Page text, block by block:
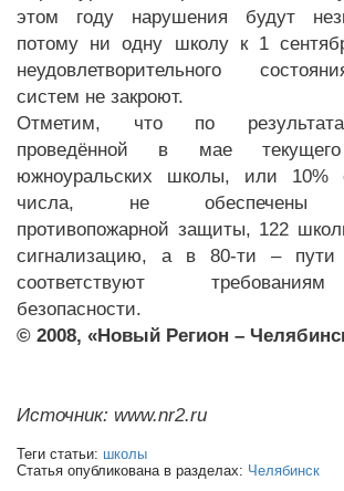
этом году нарушения будут
потому ни одну школу к 1
неудовлетворительного
систем не закроют.
Отметим, что по
проведённой в мае
южноуральских школы, или 10%
числа, не обеспечены
противопожарной защиты, 122
сигнализацию, а в 80-ти – пути
соответствуют
безопасности.
© 2008, «Новый Регион –
Источник: www.nr2.ru
Теги статьи: школы
Статья опубликована в разделах: Челябинск